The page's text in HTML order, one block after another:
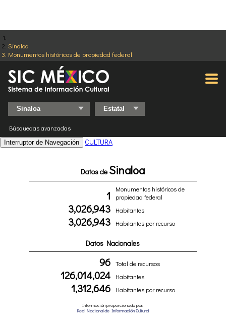
Sinaloa
Monumentos históricos de propiedad federal
Búsquedas avanzadas
Interruptor de Navegación CULTURA
Datos de Sinaloa
1
Monumentos históricos de
propiedad federal
3,026,943 Habitantes
3,026,943 Habitantes por recurso
Datos Nacionales
96 Total de recursos
126,014,024 Habitantes
1,312,646 Habitantes por recurso
Información proporcionada por:
Red Nacional de Información Cultural